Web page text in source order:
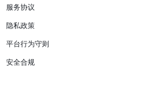
服务协议
隐私政策
平台行为守则
安全合规